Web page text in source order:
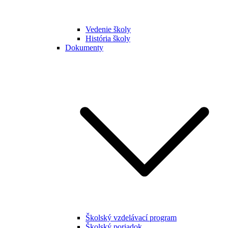
Vedenie školy
História školy
Dokumenty
Školský vzdelávací program